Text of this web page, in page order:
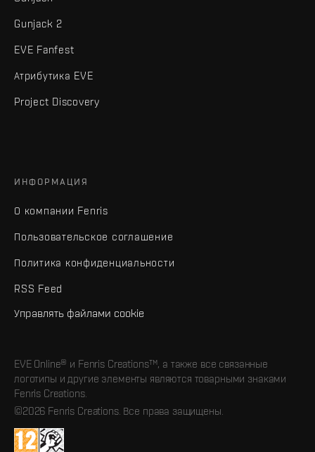
Gunjack 2
EVE Fanfest
Атрибутика EVE
Project Discovery
ИНФОРМАЦИЯ
О компании Fenris
Пользовательское соглашение
Политика конфиденциальности
RSS Feed
Управлять файлами cookie
EVE Online® и Fenris Creations™, а также все связанные
логотипы и другие элементы являются товарными знаками
Fenris Creations.
©2026 Fenris Creations. Все права защищены.